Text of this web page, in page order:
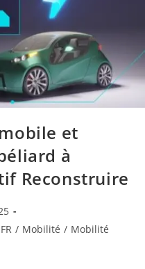
et
à
Reconstruire
FR / Mobilité / Mobilité